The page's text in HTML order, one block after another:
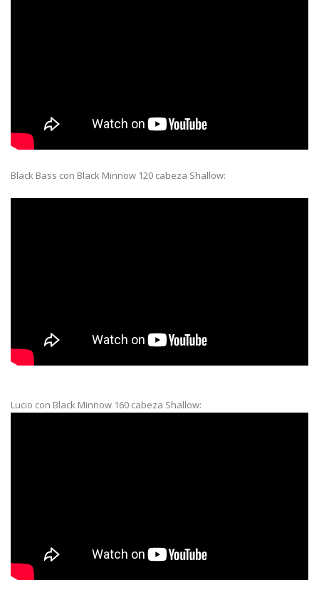
Black Bass con Black Minnow 120 cabeza Shallow:
Lucio con Black Minnow 160 cabeza Shallow: